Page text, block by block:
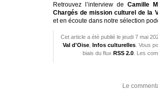
Retrouvez l’interview de Camille
Chargés de mission culturel de la
et en écoute dans notre sélection
Cet article a été publié le jeudi 7 mai
Val d'Oise, Infos culturelles. Vous
biais du flux RSS 2.0. Les
Le